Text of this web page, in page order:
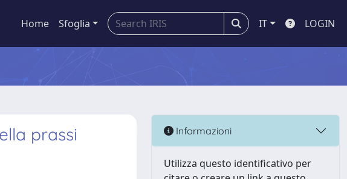
Home Sfoglia IT LOGIN
prassi
Informazioni
Utilizza questo identificativo per